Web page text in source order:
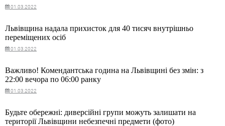
01.03.2022
Львівщина надала прихисток для 40 тисяч внутрішньо
переміщених осіб
01.03.2022
Важливо! Комендантська година на Львівщині без змін: з
22:00 вечора по 06:00 ранку
01.03.2022
Будьте обережні: диверсійні групи можуть залишати на
території Львівщини небезпечні предмети (фото)